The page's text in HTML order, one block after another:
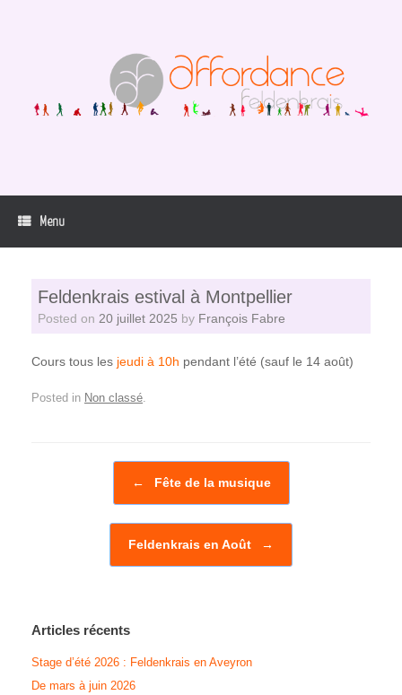
Menu
Feldenkrais estival à Montpellier
Posted on 20 juillet 2025 by François Fabre
Cours tous les jeudi à 10h pendant l’été (sauf le 14 août)
Posted in Non classé
← Fête de la musique
Feldenkrais en Août →
Articles récents
Stage d’été 2026 : Feldenkrais en Aveyron
De mars à juin 2026